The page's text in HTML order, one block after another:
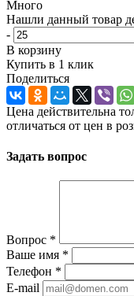
Много
Нашли данный товар
-
В корзину
Купить в 1 клик
Поделиться
Цена действительна
отличаться от цен в
Задать вопрос
Вопрос *
Ваше имя *
Телефон *
E-mail